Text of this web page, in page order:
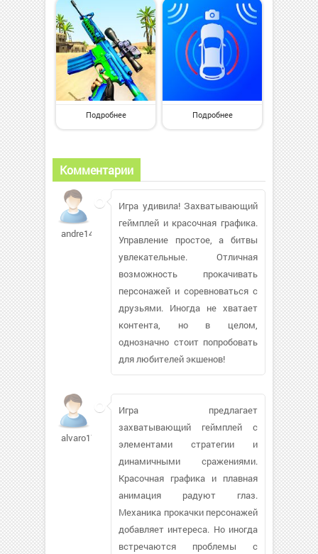
Подробнее Подробнее
Комментарии
andre1474
Игра удивила! Захватывающий
геймплей и красочная графика.
Управление простое, а битвы
увлекательные. Отличная
возможность прокачивать
персонажей и соревноваться с
друзьями. Иногда не хватает
контента, но в целом,
однозначно стоит попробовать
для любителей экшенов!
alvaro17895
Игра предлагает
захватывающий геймплей с
элементами стратегии и
динамичными сражениями.
Красочная графика и плавная
анимация радуют глаз.
Механика прокачки персонажей
добавляет интереса. Но иногда
встречаются проблемы с